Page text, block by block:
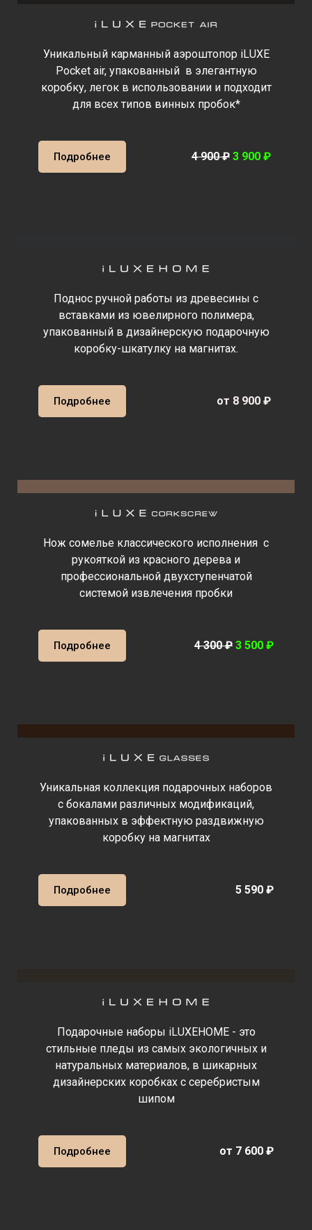
Уникальный карманный аэроштопор iLUXE
Pocket air, упакованный в элегантную
коробку, легок в использовании и подходит
для всех типов винных пробок*
Подробнее 4 900 ₽ 3 900 ₽
Поднос ручной работы из древесины с
вставками из ювелирного полимера,
упакованный в дизайнерскую подарочную
коробку-шкатулку на магнитах.
Подробнее от 8 900 ₽
Нож сомелье классического исполнения с
рукояткой из красного дерева и
профессиональной двухступенчатой
системой извлечения пробки
Подробнее 4 300 ₽ 3 500 ₽
Уникальная коллекция подарочных наборов
с бокалами различных модификаций,
упакованных в эффектную раздвижную
коробку на магнитах
Подробнее 5 590 ₽
Подарочные наборы iLUXEHOME - это
стильные пледы из самых экологичных и
натуральных материалов, в шикарных
дизайнерских коробках с серебристым
шипом
Подробнее от 7 600 ₽